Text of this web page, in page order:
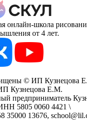
онлайн-школа
от 4 лет.
© ИП Кузнецова
Кузнецова Е.М.
предприниматель
5805 0060 4421 \
13676,